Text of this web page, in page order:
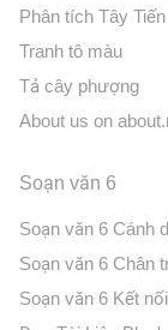
Phân tích Tây Tiến
Tranh tô màu
Tả cây phượng
About us on
Soạn văn 6
Soạn văn 6 Cánh
Soạn văn 6 Chân
Soạn văn 6 Kết nối